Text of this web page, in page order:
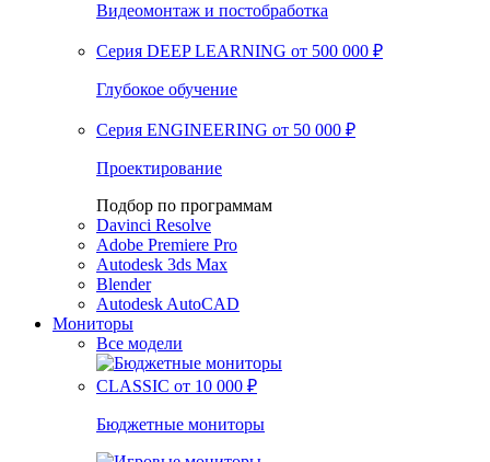
Видеомонтаж и постобработка
Серия DEEP LEARNING от 500 000 ₽
Глубокое обучение
Серия ENGINEERING от 50 000 ₽
Проектирование
Подбор по программам
Davinci Resolve
Adobe Premiere Pro
Autodesk 3ds Max
Blender
Autodesk AutoCAD
Мониторы
Все модели
CLASSIC от 10 000 ₽
Бюджетные мониторы